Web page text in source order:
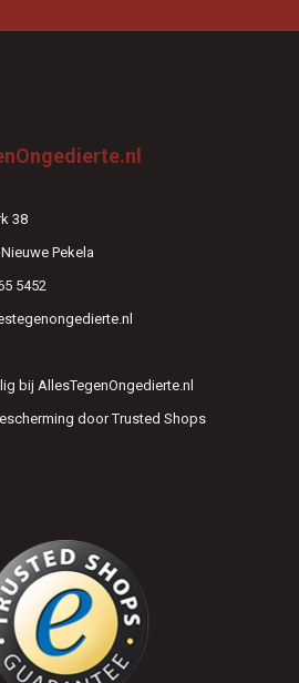
38
Pekela
5452
bij AllesTegenOngedierte.nl
door Trusted Shops